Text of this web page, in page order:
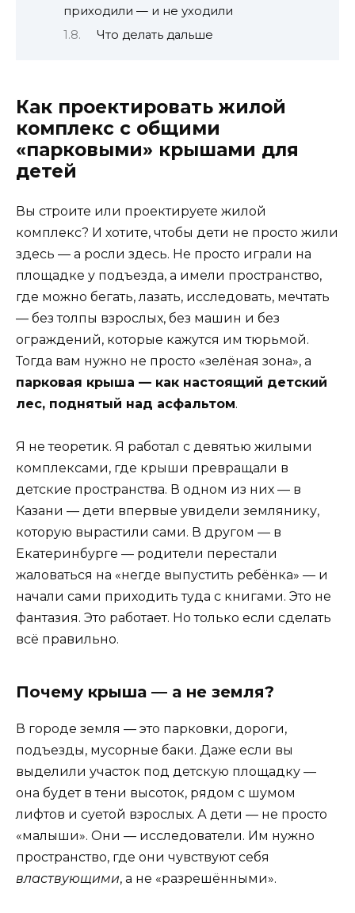
приходили — и не уходили
Что делать дальше
Как проектировать жилой
комплекс с общими
«парковыми» крышами для
детей
Вы строите или проектируете жилой
комплекс? И хотите, чтобы дети не просто жили
здесь — а росли здесь. Не просто играли на
площадке у подъезда, а имели пространство,
где можно бегать, лазать, исследовать, мечтать
— без толпы взрослых, без машин и без
ограждений, которые кажутся им тюрьмой.
Тогда вам нужно не просто «зелёная зона», а
парковая крыша — как настоящий детский
лес, поднятый над асфальтом.
Я не теоретик. Я работал с девятью жилыми
комплексами, где крыши превращали в
детские пространства. В одном из них — в
Казани — дети впервые увидели землянику,
которую вырастили сами. В другом — в
Екатеринбурге — родители перестали
жаловаться на «негде выпустить ребёнка» — и
начали сами приходить туда с книгами. Это не
фантазия. Это работает. Но только если сделать
всё правильно.
Почему крыша — а не земля?
В городе земля — это парковки, дороги,
подъезды, мусорные баки. Даже если вы
выделили участок под детскую площадку —
она будет в тени высоток, рядом с шумом
лифтов и суетой взрослых. А дети — не просто
«малыши». Они — исследователи. Им нужно
пространство, где они чувствуют себя
властвующими, а не «разрешёнными».